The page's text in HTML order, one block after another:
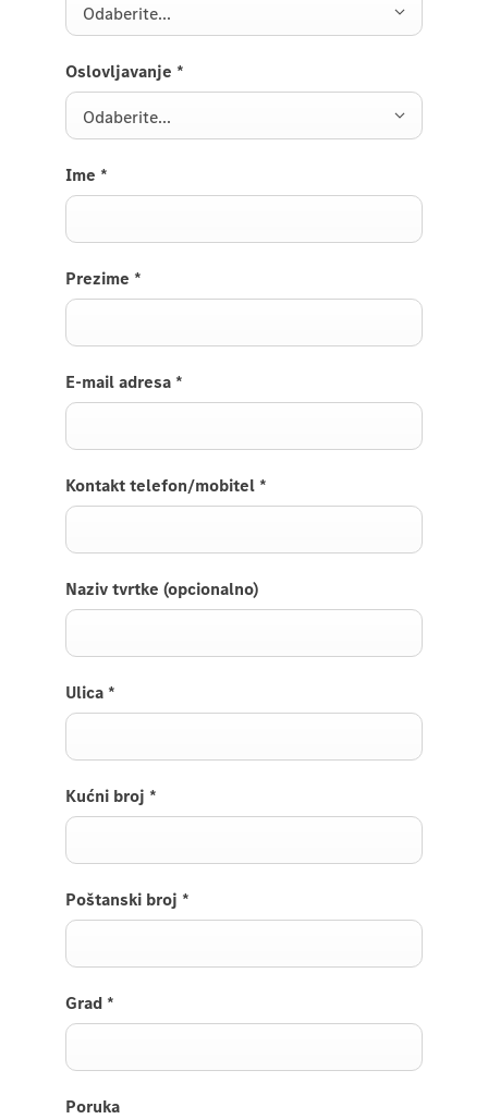
Odaberite...
Oslovljavanje *
Odaberite...
Ime *
Prezime *
E-mail adresa *
Kontakt telefon/mobitel *
Naziv tvrtke (opcionalno)
Ulica *
Kućni broj *
Poštanski broj *
Grad *
Poruka